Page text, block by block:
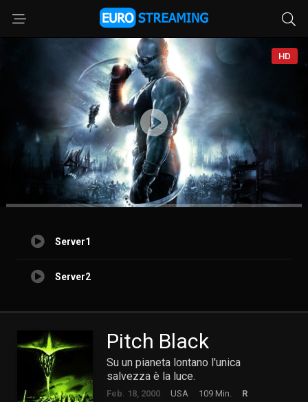
HD
Server1
Server2
Pitch Black
Su un pianeta lontano l'unica
salvezza è la luce.
Feb. 18, 2000 USA 109 Min.
R